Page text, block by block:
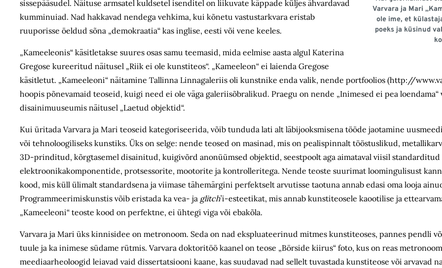
Varvara ja Mari
ole ime, et
poeks ja küsinud
sissepääsudel. Näituse armsatel kuldsetel isenditel on liikuvate käppade küljes ähvardavad
kumminuiad. Nad hakkavad nendega vehkima, kui kõnetu vastustarkvara eristab
ruuporisse öeldud sõna „demokraatia“ kas inglise, eesti või vene keeles.
„Kameeleonis“ käsitletakse suures osas samu teemasid, mida eelmise aasta algul Katerina
Gregose kureeritud näitusel „Riik ei ole kunstiteos“. „Kameeleon“ ei laienda Gregose
käsitletut. „Kameeleoni“ näitamine Tallinna Linnagaleriis oli kunstnike enda valik, nende portfoolios (http://
hoopis põnevamaid teoseid, kuigi need ei ole väga galeriisõbralikud. Praegu on nende „Inimesed ei pea
disainimuuseumis näitusel „Laetud objektid“.
Kui üritada Varvara ja Mari teoseid kategoriseerida, võib tunduda lati alt läbijooksmisena tööde jaotamine
või tehnoloogiliseks kunstiks. Üks on selge: nende teosed on masinad, mis on pealispinnalt tööstuslikud,
3D-prinditud, kõrgtasemel disainitud, kuigivõrd anonüümsed objektid, seestpoolt aga aimataval viisil standarditud
elektroonikakomponentide, protsessorite, mootorite ja kontrolleritega. Nende teoste suurimat loomingulisust
kood, mis küll ülimalt standardsena ja viimase tähemärgini perfektselt arvutisse taotuna annab edasi oma looja
Programmeerimiskunstis võib eristada ka vea- ja glitch’i-esteetikat, mis annab kunstiteosele kaootilise ja
„Kameeleoni“ teoste kood on perfektne, ei ühtegi viga või ebakõla.
Varvara ja Mari üks kinnisidee on metronoom. Seda on nad ekspluateerinud mitmes kunstiteoses, pannes pendli
tuule ja ka inimese südame rütmis. Varvara doktoritöö kaanel on teose „Börside kiirus“ foto, kus on reas
meediaarheoloogid leiavad vaid dissertatsiooni kaane, kas suudavad nad sellelt tuvastada kunstiteose või arvavad